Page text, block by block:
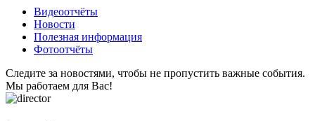
Видеоотчёты
Новости
Полезная информация
Фотоотчёты
Следите за новостями, чтобы не пропустить важные события.
Мы работаем для Вас!